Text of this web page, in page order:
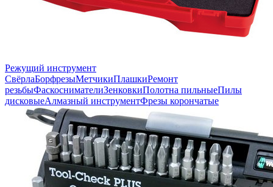
Режущий инструмент
СвёрлаБорфрезыМетчикиПлашкиРемонт
резьбыФаскоснимателиЗенковкиПолотна пильныеПилы
дисковыеАлмазный инструментФрезы корончатые